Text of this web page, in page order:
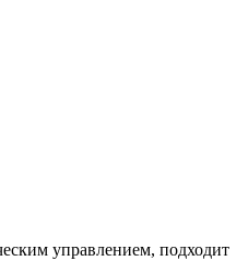
управлением, подходит